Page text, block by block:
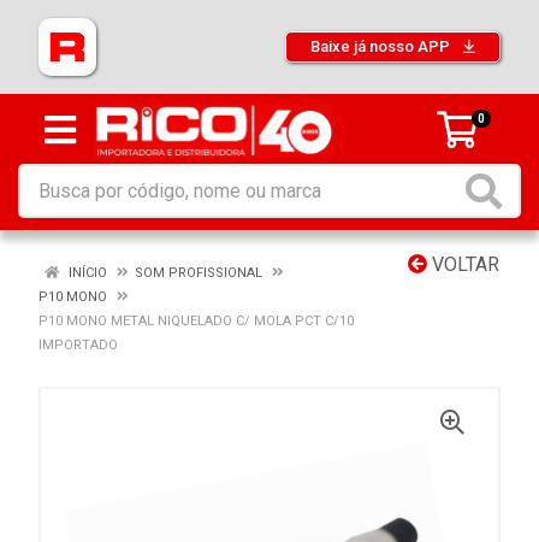
Baixe já nosso APP
0
VOLTAR
INÍCIO
SOM PROFISSIONAL
P10 MONO
P10 MONO METAL NIQUELADO C/ MOLA PCT C/10
IMPORTADO